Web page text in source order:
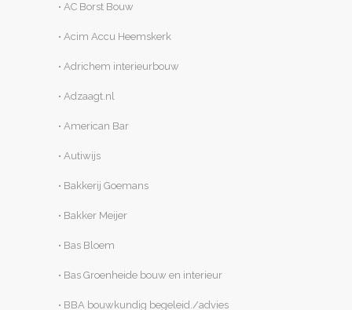
• AC Borst Bouw
• Acim Accu Heemskerk
• Adrichem interieurbouw
• Adzaagt.nl
• American Bar
• Autiwijs
• Bakkerij Goemans
• Bakker Meijer
• Bas Bloem
• Bas Groenheide bouw en interieur
• BBA bouwkundig begeleid./advies